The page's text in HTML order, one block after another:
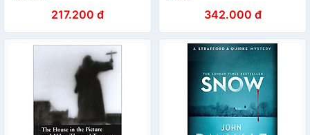
217.200 đ 342.000 đ